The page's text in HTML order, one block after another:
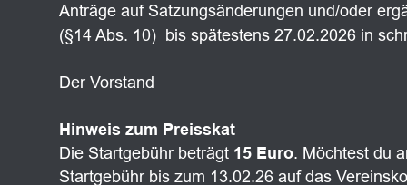
Anträge auf Satzungsänderungen und/oder
(§14 Abs. 10)  bis spätestens 27.02.2026 in
Der Vorstand
Hinweis zum Preisskat
Die Startgebühr beträgt 15 Euro. Möchtest du
Startgebühr bis zum 13.02.26 auf das